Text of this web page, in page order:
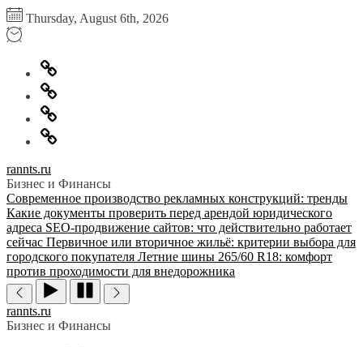
Перейти
к
содержимому
Thursday, August 6th, 2026
Главная
Информация
для
правообладателей
Обратная
связь
Политика
конфиденциальности
rannts.ru
Бизнес и Финансы
Современное производство рекламных конструкций: тренды
Какие документы проверить перед арендой юридического
адреса SEO-продвижение сайтов: что действительно работает
сейчас Первичное или вторичное жильё: критерии выбора для
городского покупателя Летние шины 265/60 R18: комфорт
против проходимости для внедорожника
rannts.ru
Бизнес и Финансы